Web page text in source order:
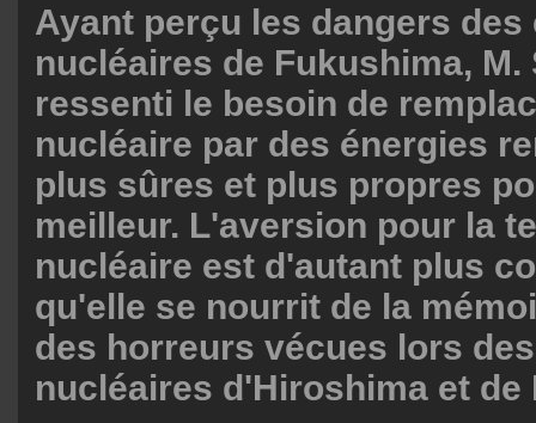
Ayant perçu les dangers des
nucléaires de Fukushima, M.
ressenti le besoin de
nucléaire par des énergies
plus sûres et plus propres
meilleur. L'aversion pour la
nucléaire est d'autant plus
qu'elle se nourrit de la
des horreurs vécues lors
nucléaires d'Hiroshima et de